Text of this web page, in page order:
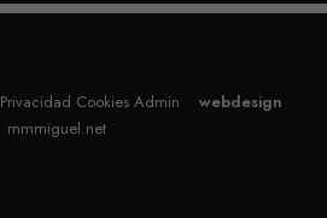
Privacidad Cookies Admin
webdesign
mmmiguel.net